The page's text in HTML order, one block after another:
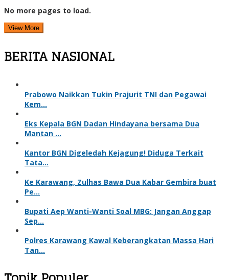
No more pages to load.
View More
BERITA NASIONAL
Prabowo Naikkan Tukin Prajurit TNI dan Pegawai
Kem…
Eks Kepala BGN Dadan Hindayana bersama Dua
Mantan …
Kantor BGN Digeledah Kejagung! Diduga Terkait
Tata…
Ke Karawang, Zulhas Bawa Dua Kabar Gembira buat
Pe…
Bupati Aep Wanti-Wanti Soal MBG: Jangan Anggap
Sep…
Polres Karawang Kawal Keberangkatan Massa Hari
Tan…